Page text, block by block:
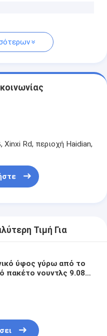
Xinxi Rd, περιοχή Haidian,
Τιμή Για
ύφος γύρω από το
πακέτο νουντλς 9.08kg